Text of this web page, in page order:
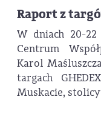
Raport z
W dniach 20-
Centrum
Karol
targach
Muskacie,